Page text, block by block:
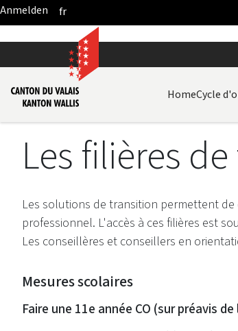
Zum Hauptinhalt springen
fr
HomeCycle
Les filières
Les solutions de transition permettent
professionnel. L'accès à ces filières est
Les conseillères et conseillers en
Mesures scolaires
Faire une 11e année CO (sur préavis de